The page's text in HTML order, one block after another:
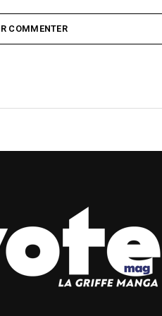
COMMENTER
PARTIR